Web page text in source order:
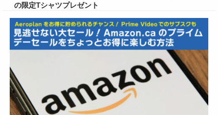
の限定Tシャツプレゼント